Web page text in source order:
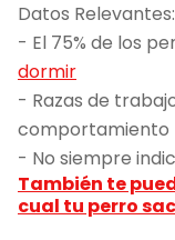
Datos Relevantes:
- El 75% de los
dormir
- Razas de
comportamiento
- No siempre
También te
cual tu perro